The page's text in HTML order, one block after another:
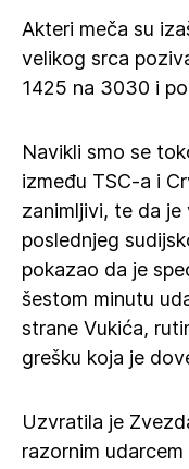
Akteri meča su
velikog srca
1425 na 3030 i
Navikli smo se
između TSC-a i
zanimljivi, te da
poslednjeg
pokazao da je
šestom minutu
strane Vukića,
grešku koja je
Uzvratila je
razornim